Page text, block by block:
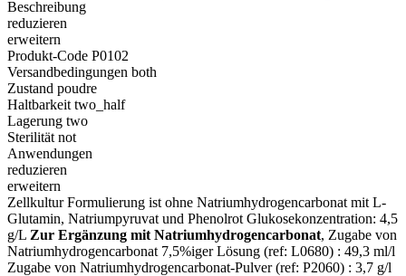
Beschreibung
reduzieren
erweitern
Produkt-Code P0102
Versandbedingungen both
Zustand poudre
Haltbarkeit two_half
Lagerung two
Sterilität not
Anwendungen
reduzieren
erweitern
Zellkultur Formulierung ist ohne Natriumhydrogencarbonat mit L-
Glutamin, Natriumpyruvat und Phenolrot Glukosekonzentration: 4,5
g/L Zur Ergänzung mit Natriumhydrogencarbonat, Zugabe von
Natriumhydrogencarbonat 7,5%iger Lösung (ref: L0680) : 49,3 ml/l
Zugabe von Natriumhydrogencarbonat-Pulver (ref: P2060) : 3,7 g/l